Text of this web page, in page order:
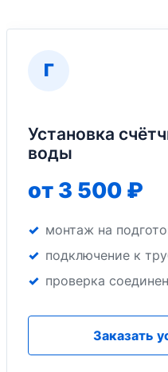
Г
Установка
воды
от 3 500 ₽
монтаж на
подключение к
проверка
Заказать